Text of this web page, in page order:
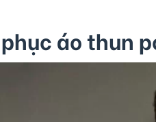
áo thun